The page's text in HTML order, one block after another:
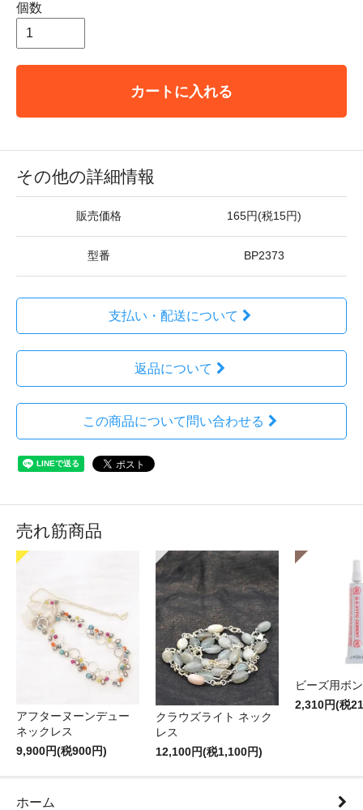
個数
カートに入れる
その他の詳細情報
販売価格 165円(税15円)
型番 BP2373
支払い・配送について
返品について
この商品について問い合わせる
売れ筋商品
アフターヌーンデュー
ネックレス
9,900円(税900円)
クラウズライト ネック
レス
12,100円(税1,100円)
ビーズ用ボ
2,310円(税
ホーム